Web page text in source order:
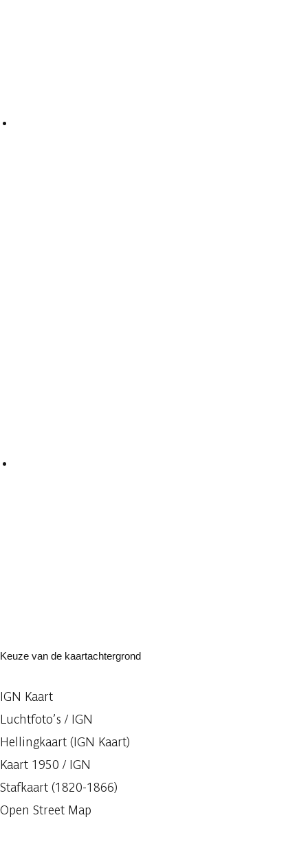
Keuze van de kaartachtergrond
IGN Kaart
Luchtfoto’s / IGN
Hellingkaart (IGN Kaart)
Kaart 1950 / IGN
Stafkaart (1820-1866)
Open Street Map